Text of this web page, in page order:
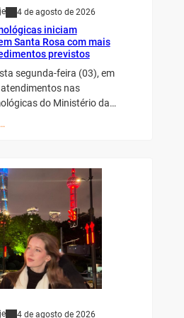
4 de agosto de 2026
iniciam
Santa Rosa com mais
previstos
segunda-feira (03), em
nas
do Ministério da…
4 de agosto de 2026